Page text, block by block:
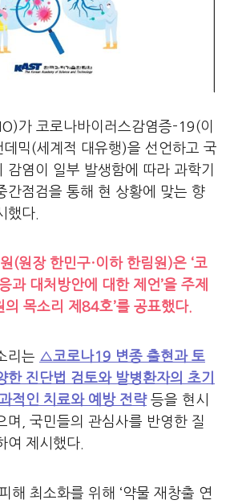
가 코로나바이러스감염증-19(이
믹(세계적 대유행)을 선언하고 국
감염이 일부 발생함에 따라 과학기
간점검을 통해 현 상황에 맞는 향
했다.
(원장 한민구·이하 한림원)은 ‘코
과 대처방안에 대한 제언’을 주제
의 목소리 제84호’를 공표했다.
리는 △코로나19 변종 출현과 토
진단법 검토와 발병환자의 초기
적인 치료와 예방 전략등을 현시
며, 국민들의 관심사를 반영한 질
여 제시했다.
해 최소화를 위해 ‘약물 재창출 연